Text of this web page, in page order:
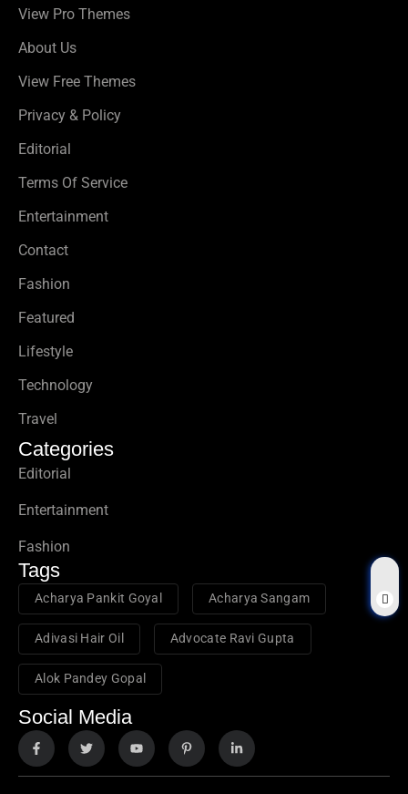
View Pro Themes
About Us
View Free Themes
Privacy & Policy
Editorial
Terms Of Service
Entertainment
Contact
Fashion
Featured
Lifestyle
Technology
Travel
Categories
Editorial
Entertainment
Fashion
Tags
Acharya Pankit Goyal Acharya Sangam
Adivasi Hair Oil Advocate Ravi Gupta
Alok Pandey Gopal
Social Media